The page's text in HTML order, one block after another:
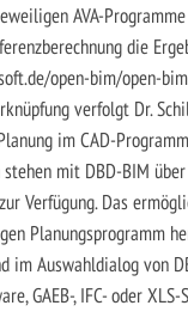
AVA-
die
open-bim/open-
verfolgt Dr.
im CAD-
mit DBD-BIM
Verfügung. Das
Planungsprogramm
Auswahldialog von
GAEB-, IFC- oder